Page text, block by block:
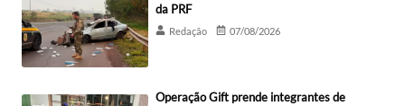
da PRF
Redação 07/08/2026
Operação Gift prende integrantes de